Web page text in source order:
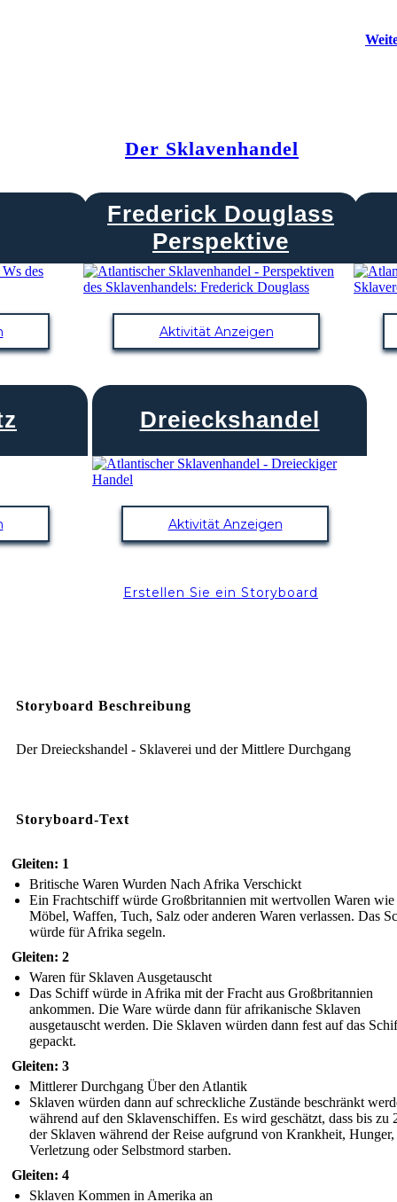
Der Sklavenhandel
Frederick Douglass
Perspektive
Aktivität Anzeigen
Dreieckshandel
Aktivität Anzeigen
Erstellen Sie ein Storyboard
Storyboard Beschreibung
Der Dreieckshandel - Sklaverei und der Mittlere Durchgang
Storyboard-Text
Gleiten: 1
Britische Waren Wurden Nach Afrika Verschickt
Ein Frachtschiff würde Großbritannien mit wertvollen Waren
Möbel, Waffen, Tuch, Salz oder anderen Waren verlassen. Das
würde für Afrika segeln.
Gleiten: 2
Waren für Sklaven Ausgetauscht
Das Schiff würde in Afrika mit der Fracht aus Großbritannien
ankommen. Die Ware würde dann für afrikanische Sklaven
ausgetauscht werden. Die Sklaven würden dann fest auf das
gepackt.
Gleiten: 3
Mittlerer Durchgang Über den Atlantik
Sklaven würden dann auf schreckliche Zustände beschränkt
während auf den Sklavenschiffen. Es wird geschätzt, dass bis zu
der Sklaven während der Reise aufgrund von Krankheit, Hunger,
Verletzung oder Selbstmord starben.
Gleiten: 4
Sklaven Kommen in Amerika an